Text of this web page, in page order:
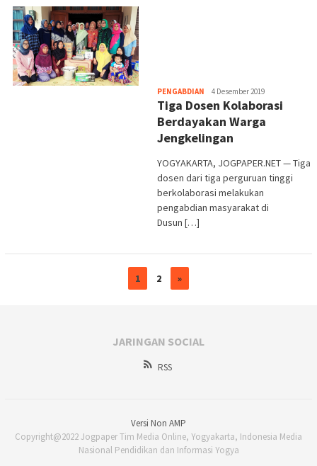
PENGABDIAN Heri
Purwata
4 Desember 2019
Tiga Dosen Kolaborasi
Berdayakan Warga
Jengkelingan
YOGYAKARTA, JOGPAPER.NET — Tiga
dosen dari tiga perguruan tinggi
berkolaborasi melakukan
pengabdian masyarakat di
Dusun […]
1 2 »
JARINGAN SOCIAL
RSS
Versi Non AMP
Copyright@2022 Jogpaper Tim Media Online, Yogyakarta, Indonesia Media
Nasional Pendidikan dan Informasi Yogya